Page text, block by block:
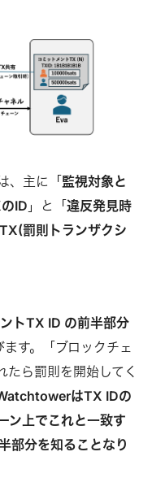
、主に「 監視対象と
ID 」と「 違反発見時
罰則トランザクシ
トTX ID の前半部分
す。「ブロックチェ
ら罰則を開始してく
はTX IDの
ン上でこれと一致す
部分を知ることなり